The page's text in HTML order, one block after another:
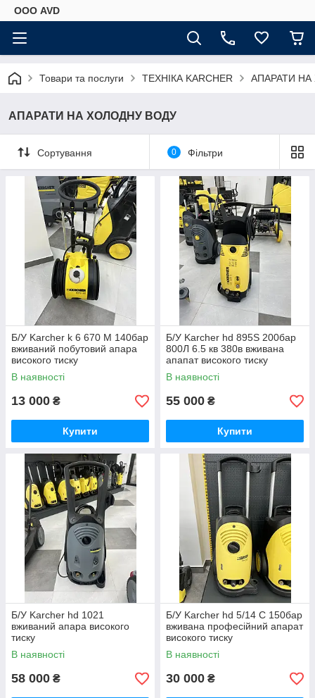
ООО AVD
Товари та послуги ТЕХНІКА KARCHER АПАРАТИ
АПАРАТИ НА ХОЛОДНУ ВОДУ
Сортування 0 Фільтри
Б/У Karcher k 6 670 М 140бар
вживаний побутовий апара
високого тиску
В наявності
13 000 ₴
Купити
Б/У Karcher hd 895S 200бар
800Л 6.5 кв 380в вживана
апапат високого тиску
В наявності
55 000 ₴
Купити
Б/У Karcher hd 1021
вживаний апара високого
тиску
В наявності
58 000 ₴
Б/У Karcher hd 5/14 C 150бар
вживана професійний апарат
високого тиску
В наявності
30 000 ₴